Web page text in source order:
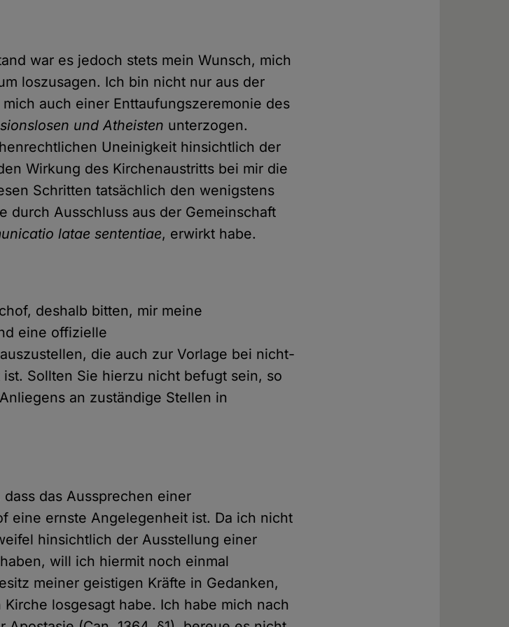
war es jedoch stets mein Wunsch, mich
loszusagen. Ich bin nicht nur aus der
auch einer Enttaufungszeremonie des
und Atheisten unterzogen.
Uneinigkeit hinsichtlich der
Wirkung des Kirchenaustritts bei mir die
Schritten tatsächlich den wenigstens
durch Ausschluss aus der Gemeinschaft
latae sententiae, erwirkt habe.
deshalb bitten, mir meine
eine offizielle
die auch zur Vorlage bei nicht-
Sollten Sie hierzu nicht befugt sein, so
an zuständige Stellen in
das Aussprechen einer
eine ernste Angelegenheit ist. Da ich nicht
hinsichtlich der Ausstellung einer
will ich hiermit noch einmal
meiner geistigen Kräfte in Gedanken,
losgesagt habe. Ich habe mich nach